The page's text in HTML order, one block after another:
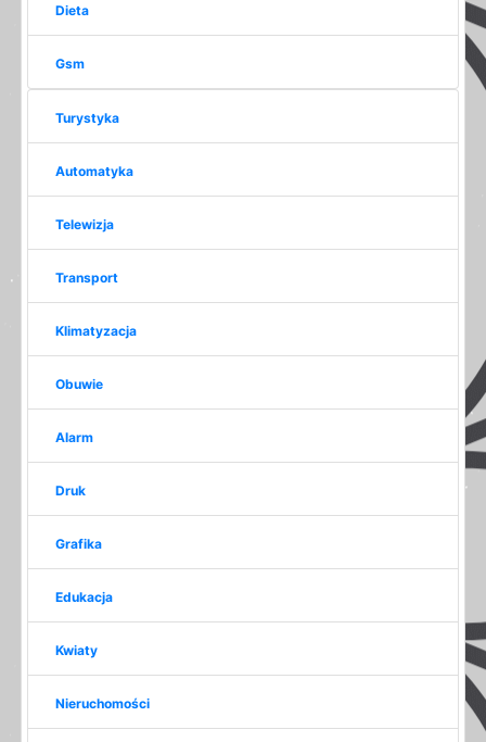
Dieta
Gsm
Turystyka
Automatyka
Telewizja
Transport
Klimatyzacja
Obuwie
Alarm
Druk
Grafika
Edukacja
Kwiaty
Nieruchomości